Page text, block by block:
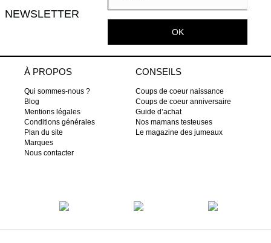
NEWSLETTER
OK
À PROPOS
Qui sommes-nous ?
Blog
Mentions légales
Conditions générales
Plan du site
Marques
Nous contacter
CONSEILS
Coups de coeur naissance
Coups de coeur anniversaire
Guide d’achat
Nos mamans testeuses
Le magazine des jumeaux